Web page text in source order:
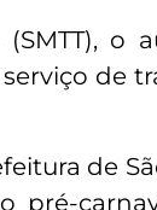
o
de
de
pré-